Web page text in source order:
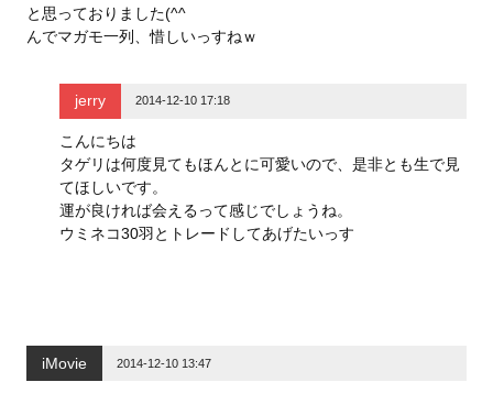
と思っておりました(^^
んでマガモ一列、惜しいっすねｗ
jerry 2014-12-10 17:18
こんにちは
タゲリは何度見てもほんとに可愛いので、是非とも生で見
てほしいです。
運が良ければ会えるって感じでしょうね。
ウミネコ30羽とトレードしてあげたいっす
iMovie 2014-12-10 13:47